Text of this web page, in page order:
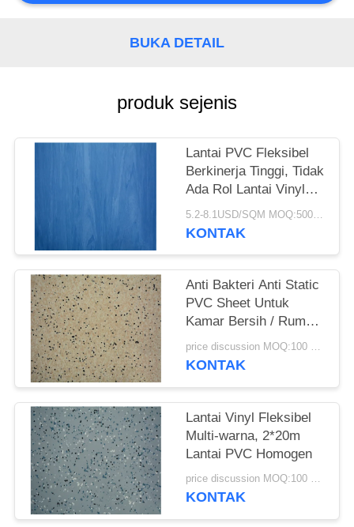
REQUEST
SITEMAP
KEBIJAKAN
PRIVASI
BUKA DETAIL
produk sejenis
Lantai PVC Fleksibel
Berkinerja Tinggi, Tidak
Ada Rol Lantai Vinyl
Logam Berat
5.2-8.1USD/SQM MOQ:500SQM
KONTAK
Anti Bakteri Anti Static
PVC Sheet Untuk
Kamar Bersih / Rumah
Sakit / Sekolah
price discussion MOQ:100 meter persegi
KONTAK
Lantai Vinyl Fleksibel
Multi-warna, 2*20m
Lantai PVC Homogen
price discussion MOQ:100 meter persegi
KONTAK